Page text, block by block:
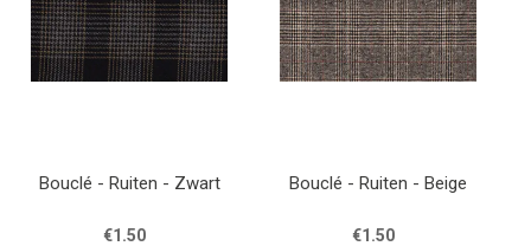
Bouclé - Ruiten - Zwart
€1.50
Bouclé - Ruiten - Beige
€1.50